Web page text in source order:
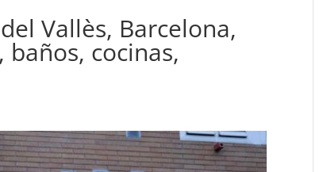
Vallès, Barcelona,
cocinas,